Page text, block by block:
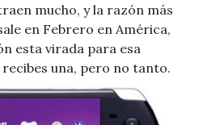
mucho, y la razón más
en Febrero en América,
esta virada para esa
una, pero no tanto.